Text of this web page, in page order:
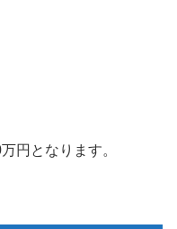
円となります。